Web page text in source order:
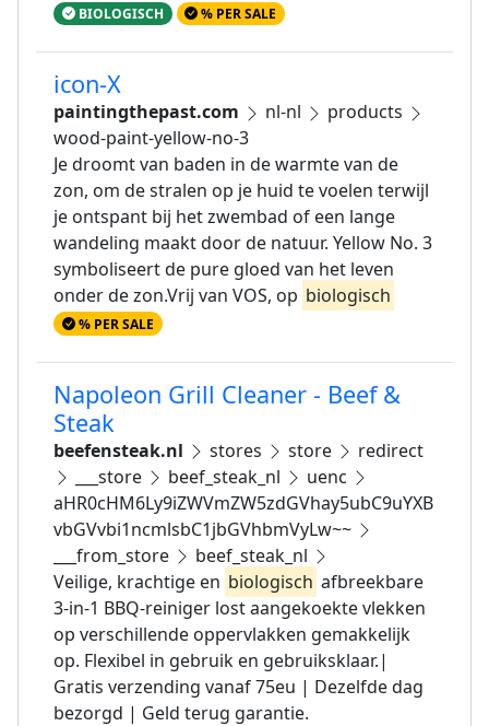
BIOLOGISCH % PER SALE
icon-X
paintingthepast.com nl-nl
products
wood-paint-yellow-no-3
Je droomt van baden in de warmte van de
zon, om de stralen op je huid te voelen terwijl
je ontspant bij het zwembad of een lange
wandeling maakt door de natuur. Yellow No. 3
symboliseert de pure gloed van het leven
onder de zon.Vrij van VOS, op biologisch
% PER SALE
Napoleon Grill Cleaner - Beef &
Steak
beefensteak.nl stores store
redirect
___store
beef_steak_nl
uenc
aHR0cHM6Ly9iZWVmZW5zdGVhay5ubC9uYXB
vbGVvbi1ncmlsbC1jbGVhbmVyLw~~
___from_store
beef_steak_nl
Veilige, krachtige en biologisch afbreekbare
3-in-1 BBQ-reiniger lost aangekoekte vlekken
op verschillende oppervlakken gemakkelijk
op. Flexibel in gebruik en gebruiksklaar.|
Gratis verzending vanaf 75eu | Dezelfde dag
bezorgd | Geld terug garantie.